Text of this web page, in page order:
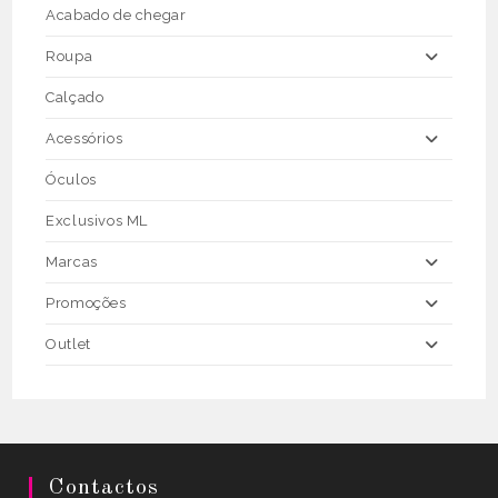
Acabado de chegar
Roupa
Calçado
Acessórios
Óculos
Exclusivos ML
Marcas
Promoções
Outlet
Contactos